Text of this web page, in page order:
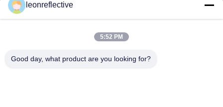
Nasz adres
2 piętro, budynek D2, Huayi Science and Technology Park,
leonreflective
5:52 PM
Good day, what product are you looking for?